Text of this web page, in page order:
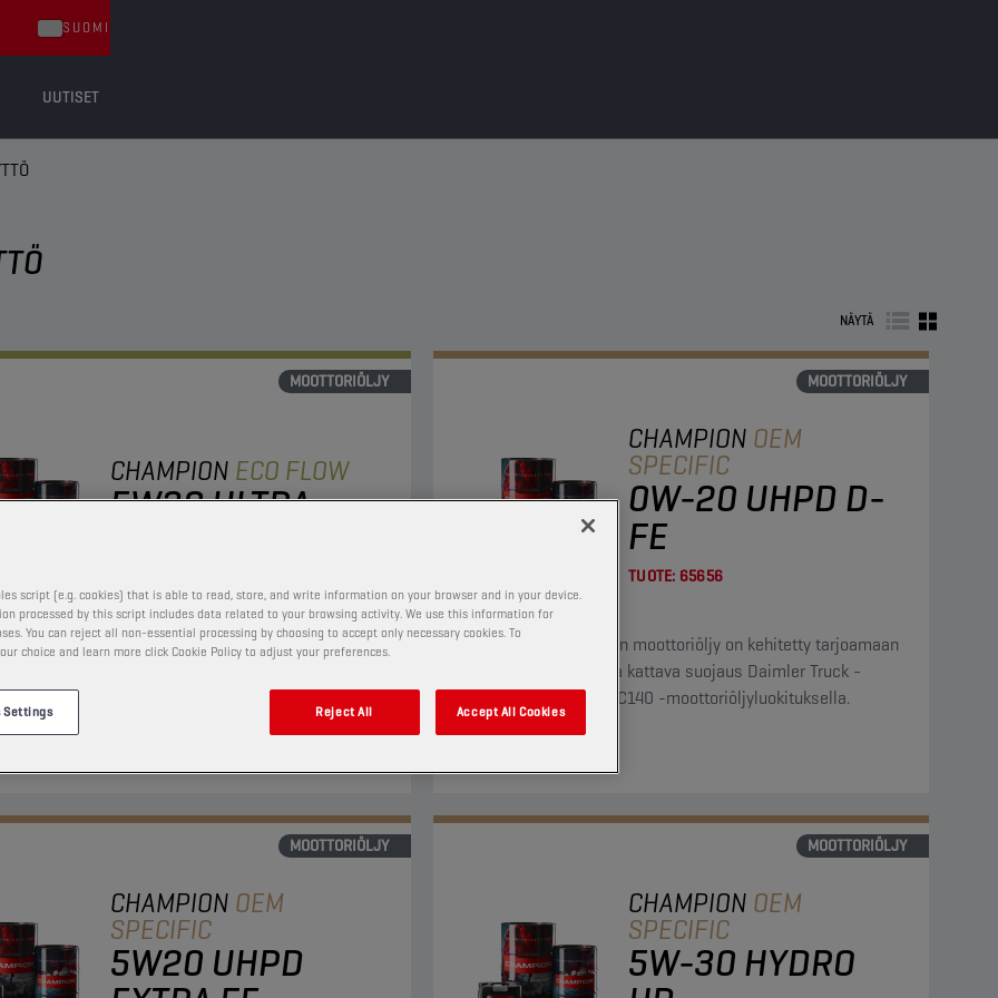
UUTISET
SUOMI
NÄYTÄ
MOOTTORIÖLJY
CHAMPION ECO FLOW
5W30 ULTRA
Ultra High Performance Diesel -
Se suojaa ihanteellisesti
ja ikääntymiseltä.
MOOTTORIÖLJY
CHAMPION OEM
SPECIFIC
0W-20 UHPD D-
FE
TUOTE: 65656
Tämä täyssynteettinen moottoriöljy on kehitetty tarjoamaan
korkea suorituskyky ja kattava suojaus Daimler Truck -
moottoreille DTFR 15C140 -moottoriöljyluokituksella.
MOOTTORIÖLJY
CHAMPION OEM
SPECIFIC
5W20 UHPD
MOOTTORIÖLJY
CHAMPION OEM
SPECIFIC
5W-30 HYDRO
script (e.g. cookies) that is able to read, store, and write information on your browser and in your device.
processed by this script includes data related to your browsing activity. We use this information for
You can reject all non-essential processing by choosing to accept only necessary cookies. To
choice and learn more click Cookie Policy to adjust your preferences.
Settings Reject All Accept All Cookies